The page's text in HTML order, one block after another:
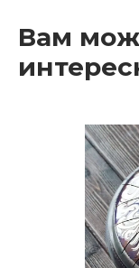
Вам